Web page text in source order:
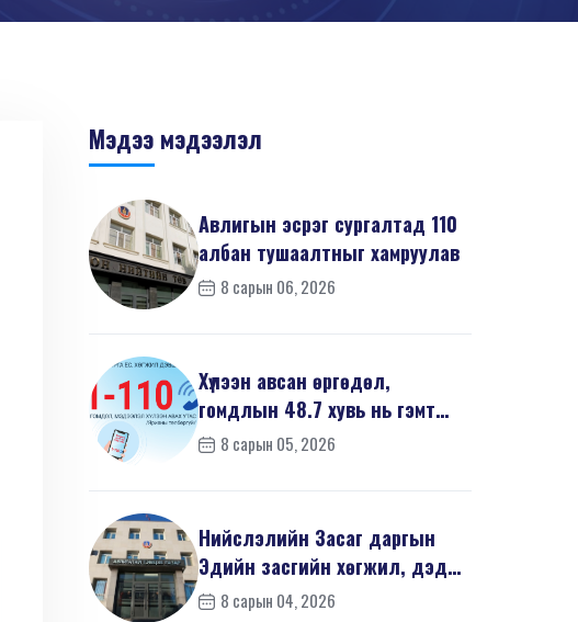
Мэдээ мэдээлэл
Авлигын эсрэг сургалтад 110
албан тушаалтныг хамруулав
8 сарын 06, 2026
Хүлээн авсан өргөдөл,
гомдлын 48.7 хувь нь гэмт
хэргийн шинжтэй байв
8 сарын 05, 2026
Нийслэлийн Засаг даргын
Эдийн засгийн хөгжил, дэд
бүтцийн асуудал хари...
8 сарын 04, 2026